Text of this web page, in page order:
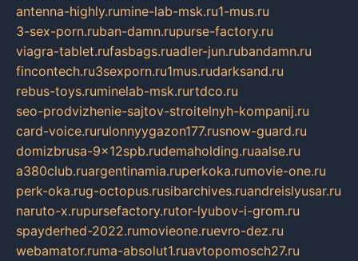
antenna-highly.rumine-lab-msk.ru1-mus.ru
3-sex-porn.ruban-damn.rupurse-factory.ru
viagra-tablet.rufasbags.ruadler-jun.rubandamn.ru
fincontech.ru3sexporn.ru1mus.rudarksand.ru
rebus-toys.ruminelab-msk.rurtdco.ru
seo-prodvizhenie-sajtov-stroitelnyh-kompanij.ru
card-voice.rurulonnyygazon177.rusnow-guard.ru
domizbrusa-9x12spb.rudemaholding.ruaalse.ru
a380club.ruargentinamia.ruperkoka.rumovie-one.ru
perk-oka.rug-octopus.rusibarchives.ruandreislyusar.ru
naruto-x.rupursefactory.rutor-lyubov-i-grom.ru
spayderhed-2022.rumovieone.ruevro-dez.ru
webamator.ruma-absolut1.ruavtopomosch27.ru